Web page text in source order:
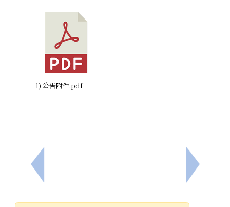
上一筆：臺南市114學年度臺灣台語認證教師加強班
1) 公告附件.pdf
下一筆：